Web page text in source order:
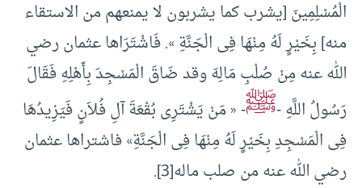
الْمُسْلِمِينَ [يشرب كما يشربون لا يمنعهم من الاستقاء
منه] بِخَيْرٍ لَهُ مِنْهَا فِى الْجَنَّةِ ». فَاشْتَرَاها عثمان رضي
الله عنه مِنْ صُلْبِ مَالِهَ وقد ضَاقَ الْمَسْجِدَ بِأَهْلِهِ فَقَالَ
رَسُولُ اللَّهِ -ﷺ- « مَنْ يَشْتَرِى بُقْعَةَ آلِ فُلاَنٍ فَيَزِيدُهَا
فِى الْمَسْجِدِ بِخَيْرٍ لَهُ مِنْهَا فِى الْجَنَّةِ» فاشتراها عثمان
رضي الله عنه من صلب ماله[3].